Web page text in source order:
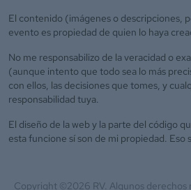
El contenido (imágenes o descripciones,
evento es propiedad de quien lo haya
No me responsabilizo de la veracidad o
(aunque intento que todo sea lo más
con ellos, las decisiones que tomes, y
responsabilidad tuya.
El diseño de la web y la parte del código
esta funcione sí son de mi propiedad. Eso
Copyright ©2026 RV. Algunos